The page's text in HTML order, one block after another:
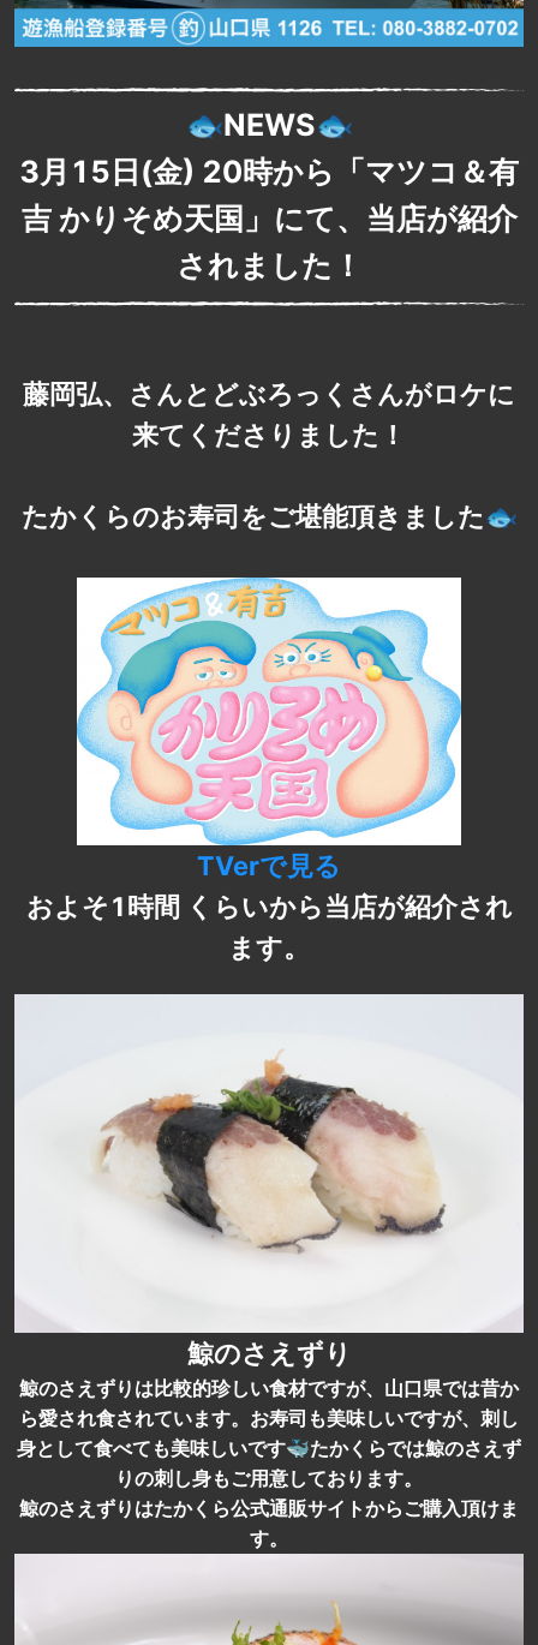
🐟NEWS🐟
3月15日(金) 20時から「マツコ＆有
吉 かりそめ天国」にて、当店が紹介
されました！
藤岡弘、さんとどぶろっくさんがロケに
来てくださりました！
たかくらのお寿司をご堪能頂きました🐟
TVerで見る
およそ1時間 くらいから当店が紹介され
ます。
鯨のさえずり
鯨のさえずりは比較的珍しい食材ですが、山口県では昔か
ら愛され食されています。お寿司も美味しいですが、刺し
身として食べても美味しいです🐳たかくらでは鯨のさえず
りの刺し身もご用意しております。
鯨のさえずりはたかくら公式通販サイトからご購入頂けま
す。